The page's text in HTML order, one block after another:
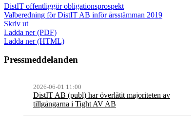
DistIT offentliggör obligationsprospekt
Valberedning för DistIT AB inför årsstämman 2019
Skriv ut
Ladda ner (PDF)
Ladda ner (HTML)
Pressmeddelanden
2026-06-01 11:00
DistIT AB (publ) har överlåtit majoriteten av
tillgångarna i Tight AV AB